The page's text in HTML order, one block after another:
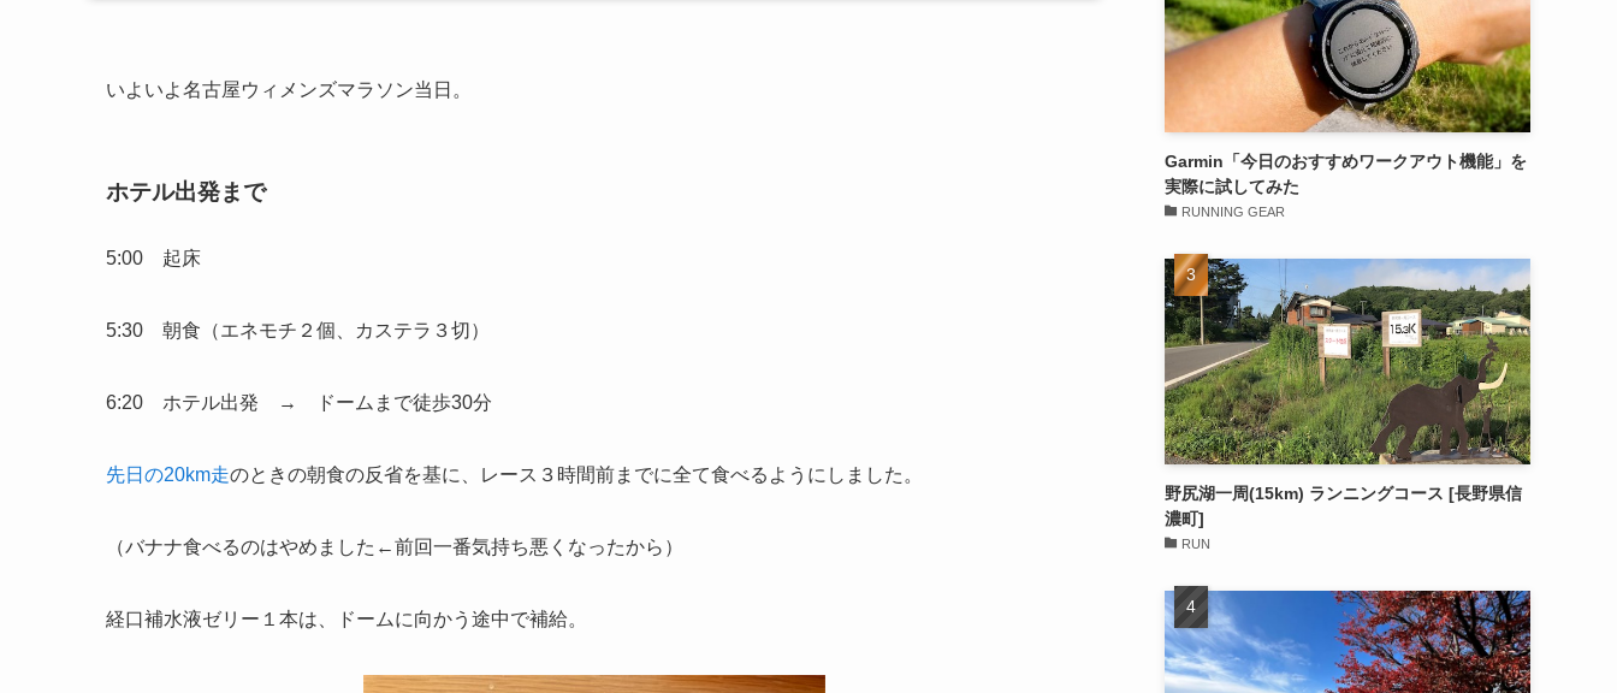
いよいよ名古屋ウィメンズマラソン当日。
ホテル出発まで
5:00 起床
5:30 朝食（エネモチ２個、カステラ３切）
6:20 ホテル出発 → ドームまで徒歩30分
先日の20km走のときの朝食の反省を基に、レース３時間前までに全て食べるようにしました。
（バナナ食べるのはやめました←前回一番気持ち悪くなったから）
経口補水液ゼリー１本は、ドームに向かう途中で補給。
Garmin「今日のおすすめワークアウト機能」を
実際に試してみた
RUNNING GEAR
野尻湖一周(15km) ランニングコース [長野県信
濃町]
RUN